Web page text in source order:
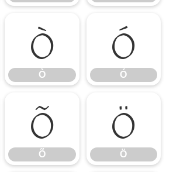
Ò
Ò
Ó
Ó
Õ
Õ
Ö
Ö